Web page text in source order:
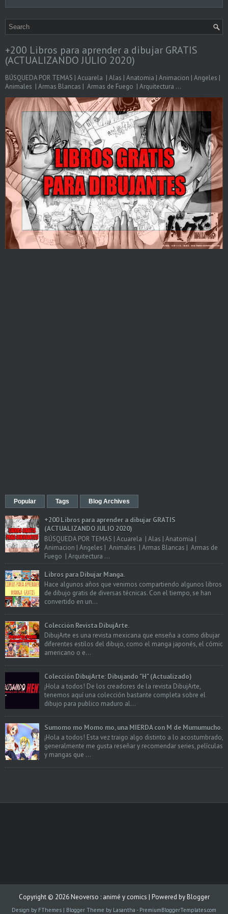
+200 Libros para aprender a dibujar GRATIS
(ACTUALIZANDO JULIO 2020)
BÚSQUEDA POR TEMAS | Acuarela | Alas | Anatomia | Animacion | Angeles |
Animales | Armas Blancas | Armas de Fuego | Arquitectura ...
Popular Tags Blog Archives
+200 Libros para aprender a dibujar GRATIS
(ACTUALIZANDO JULIO 2020)
BÚSQUEDA POR TEMAS | Acuarela | Alas | Anatomia |
Animacion | Angeles | Animales | Armas Blancas | Armas de
Fuego | Arquitectura ...
Libros para Dibujar Manga.
Hace algunos años que venimos compartiendo algunos libros
de dibujo gratis de diversas técnicas. Con el tiempo, se han
convertido en un...
Colección Revista DibujArte.
DibujArte es una revista mexicana que enseña a como dibujar
diferentes estilos del dibujo, como el manga japonés, el cómic
americano o e...
Colección DibujArte: Dibujando "H" (Actualizado)
¡Hola a todos! De los creadores de la revista DibujArte,
tenemos aquí una colección bastante completa sobre el
dibujo para publico maduro al...
Sumomo mo Momo mo, una MIERDA con M de Mumumucho.
¡Hola a todos! Esta vez traigo algo distinto a lo acostumbrado,
generalmente me gusta reseñar y recomendar series, películas
y mangas que ...
Copyright © 2026Neoverso : animé y comics | Powered byBlogger
Design by FThemes | Blogger Theme by Lasantha - PremiumBloggerTemplates.com